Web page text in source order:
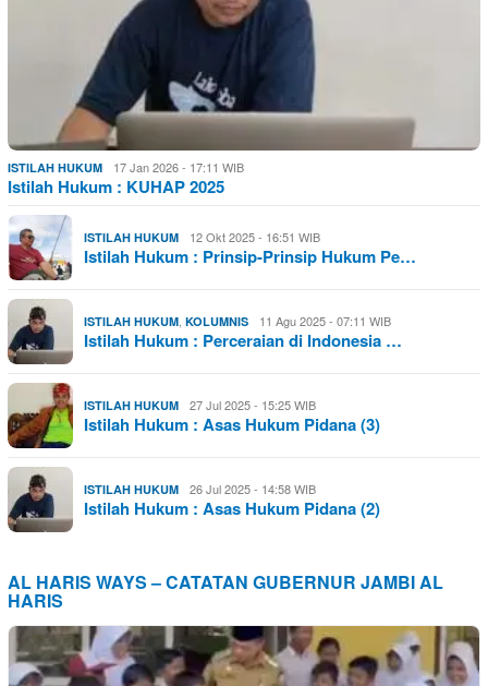
ISTILAH HUKUM 17 Jan 2026 - 17:11 WIB
Istilah Hukum : KUHAP 2025
ISTILAH HUKUM 12 Okt 2025 - 16:51 WIB
Istilah Hukum : Prinsip-Prinsip Hukum Pe…
ISTILAH HUKUM, KOLUMNIS 11 Agu 2025 - 07:11 WIB
Istilah Hukum : Perceraian di Indonesia …
ISTILAH HUKUM 27 Jul 2025 - 15:25 WIB
Istilah Hukum : Asas Hukum Pidana (3)
ISTILAH HUKUM 26 Jul 2025 - 14:58 WIB
Istilah Hukum : Asas Hukum Pidana (2)
AL HARIS WAYS – CATATAN GUBERNUR JAMBI AL
HARIS